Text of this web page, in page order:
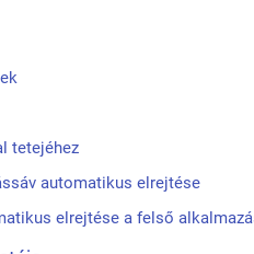
tetejéhez
automatikus elrejtése
elrejtése a felső